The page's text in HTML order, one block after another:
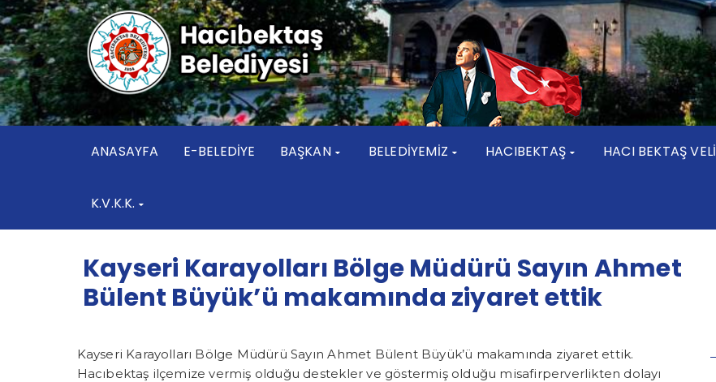
ANASAYFA E-BELEDİYE BAŞKAN BELEDİYEMİZ HACIBEKTAŞ HACI BEKTAŞ VELİ
K.V.K.K.
Kayseri Karayolları Bölge Müdürü Sayın Ahmet
Bülent Büyük’ü makamında ziyaret ettik
Kayseri Karayolları Bölge Müdürü Sayın Ahmet Bülent Büyük’ü makamında ziyaret ettik.
Hacıbektaş ilçemize vermiş olduğu destekler ve göstermiş olduğu misafirperverlikten dolayı